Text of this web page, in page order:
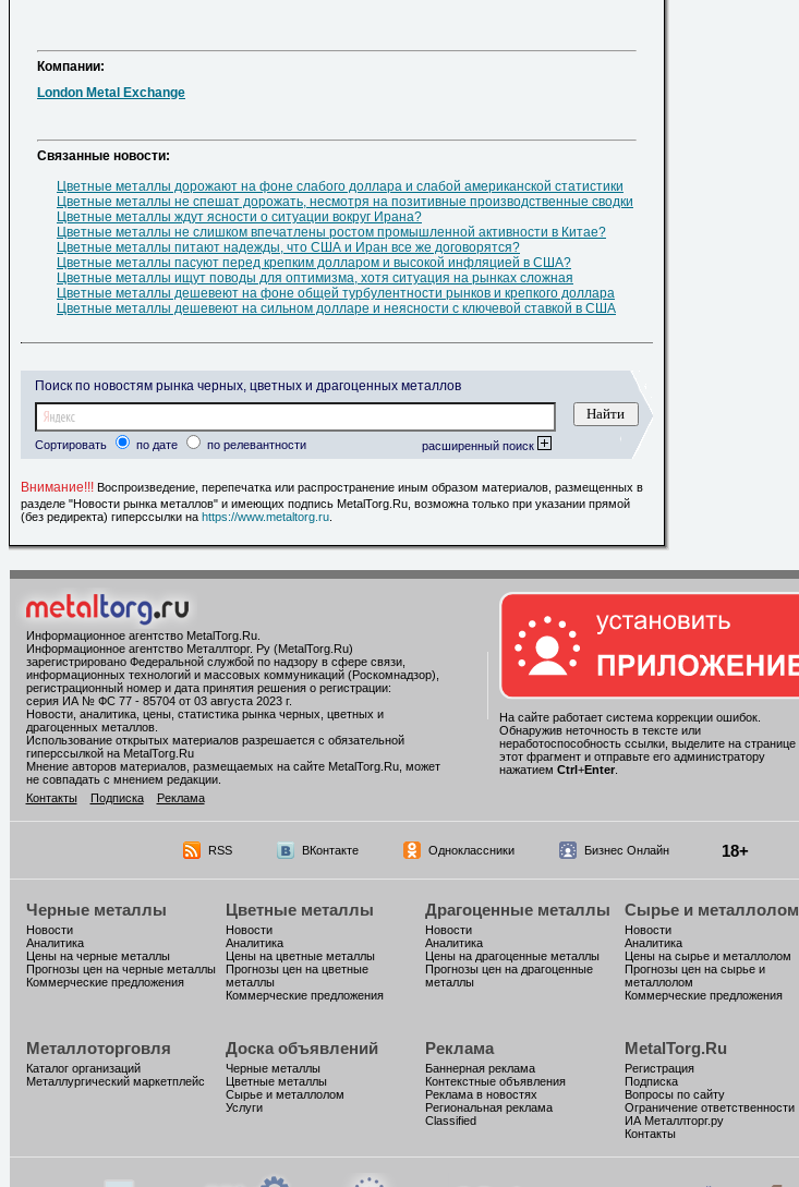
Компании:
London Metal Exchange
Cвязанные новости:
Цветные металлы дорожают на фоне слабого доллара и слабой американской статистики
Цветные металлы не спешат дорожать, несмотря на позитивные производственные сводки
Цветные металлы ждут ясности о ситуации вокруг Ирана?
Цветные металлы не слишком впечатлены ростом промышленной активности в Китае?
Цветные металлы питают надежды, что США и Иран все же договорятся?
Цветные металлы пасуют перед крепким долларом и высокой инфляцией в США?
Цветные металлы ищут поводы для оптимизма, хотя ситуация на рынках сложная
Цветные металлы дешевеют на фоне общей турбулентности рынков и крепкого доллара
Цветные металлы дешевеют на сильном долларе и неясности с ключевой ставкой в США
Поиск по новостям рынка черных, цветных и драгоценных металлов
Сортировать по дате по релевантности расширенный поиск
Внимание!!! Воспроизведение, перепечатка или распространение иным образом материалов, размещенных в
разделе "Новости рынка металлов" и имеющих подпись MetalTorg.Ru, возможна только при указании прямой
(без редиректа) гиперссылки на https://www.metaltorg.ru
Информационное агентство MetalTorg.Ru.
Информационное агентство Металлторг. Ру (MetalTorg.Ru)
зарегистрировано Федеральной службой по надзору в сфере связи,
информационных технологий и массовых коммуникаций (Роскомнадзор),
регистрационный номер и дата принятия решения о регистрации:
серия ИА № ФС 77 - 85704 от 03 августа 2023 г.
Новости, аналитика, цены, статистика рынка черных, цветных и
драгоценных металлов.
Использование открытых материалов разрешается с обязательной
гиперссылкой на MetalTorg.Ru
Мнение авторов материалов, размещаемых на сайте MetalTorg.Ru, может
не совпадать с мнением редакции.
Контакты
Подписка Реклама
На сайте работает система коррекции ошибок.
Обнаружив неточность в тексте или
неработоспособность ссылки, выделите на странице
этот фрагмент и отправьте его администратору
нажатием Ctrl+Enter.
RSS ВКонтакте Одноклассники Бизнес Онлайн 18+
Черные металлы
Новости
Аналитика
Цены на черные металлы
Прогнозы цен на черные металлы
Коммерческие предложения
Цветные металлы
Новости
Аналитика
Цены на цветные металлы
Прогнозы цен на цветные
металлы
Коммерческие предложения
Драгоценные металлы
Новости
Аналитика
Цены на драгоценные металлы
Прогнозы цен на драгоценные
металлы
Сырье и металлолом
Новости
Аналитика
Цены на сырье и металлолом
Прогнозы цен на сырье и
металлолом
Коммерческие предложения
Металлоторговля
Каталог организаций
Металлургический маркетплейс
Доска объявлений
Черные металлы
Цветные металлы
Сырье и металлолом
Услуги
Реклама
Баннерная реклама
Контекстные объявления
Реклама в новостях
Региональная реклама
Classified
MetalTorg.Ru
Регистрация
Подписка
Вопросы по сайту
Ограничение ответственности
ИА Металлторг.ру
Контакты